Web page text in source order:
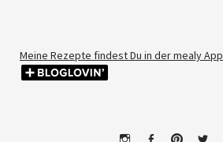
Meine Rezepte findest Du in der mealy App